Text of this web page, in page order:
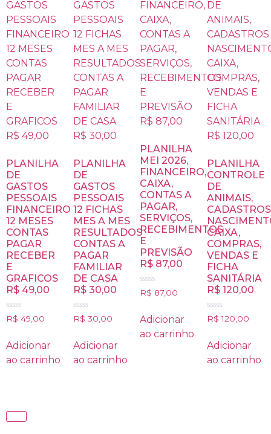
PLANILHA
DE
GASTOS
PESSOAIS
FINANCEIRO
12 MESES
CONTAS
PAGAR
RECEBER
E
GRAFICOS
R$ 49,00
Avaliação
0
5
R$ 49,00
Adicionar
ao carrinho
PLANILHA
DE
GASTOS
PESSOAIS
12 FICHAS
MES A MES
RESULTADOS
CONTAS A
PAGAR
FAMILIAR
DE CASA
R$ 30,00
Avaliação
0
5
R$ 30,00
Adicionar
ao carrinho
PLANILHA
MEI 2026,
FINANCEIRO,
CAIXA,
CONTAS A
PAGAR,
SERVIÇOS,
RECEBIMENTOS
E
PREVISÃO
R$ 87,00
Avaliação
0
5
R$ 87,00
Adicionar
ao carrinho
PLANILHA
CONTROLE
DE
ANIMAIS,
CADASTROS
CAIXA,
COMPRAS,
VENDAS E
FICHA
SANITÁRIA
R$ 120,00
Avaliação
0
5
R$ 120,00
Adicionar
ao carrinho